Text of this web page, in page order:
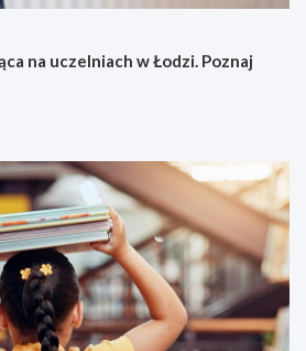
na uczelniach w Łodzi. Poznaj